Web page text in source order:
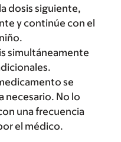
dosis siguiente,
y continúe con el
simultáneamente
se
necesario. No lo
una frecuencia
el médico.